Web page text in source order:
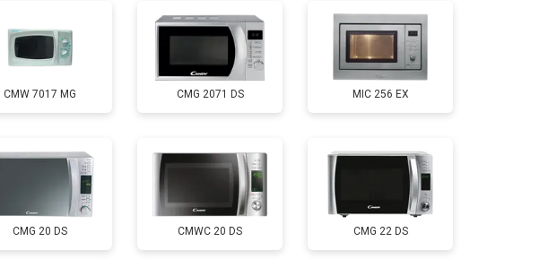
от 50 мин от 2400 ₽ Заказать
CMW 7017 MG CMG 2071 DS MIC 256 EX
CMG 20 DS CMWC 20 DS CMG 22 DS